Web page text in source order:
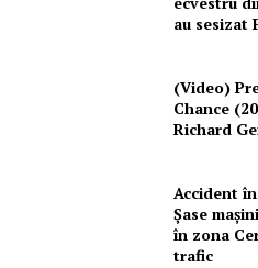
au sesizat
(Video)
Chance
Richard
Accident
Şase
în zona
trafic